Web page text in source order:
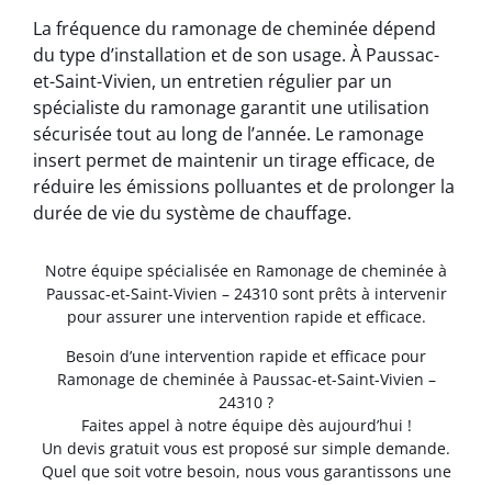
La fréquence du ramonage de cheminée dépend
du type d’installation et de son usage. À Paussac-
et-Saint-Vivien, un entretien régulier par un
spécialiste du ramonage garantit une utilisation
sécurisée tout au long de l’année. Le ramonage
insert permet de maintenir un tirage efficace, de
réduire les émissions polluantes et de prolonger la
durée de vie du système de chauffage.
Notre équipe spécialisée en Ramonage de cheminée à
Paussac-et-Saint-Vivien – 24310 sont prêts à intervenir
pour assurer une intervention rapide et efficace.
Besoin d’une intervention rapide et efficace pour
Ramonage de cheminée à Paussac-et-Saint-Vivien –
24310 ?
Faites appel à notre équipe dès aujourd’hui !
Un devis gratuit vous est proposé sur simple demande.
Quel que soit votre besoin, nous vous garantissons une